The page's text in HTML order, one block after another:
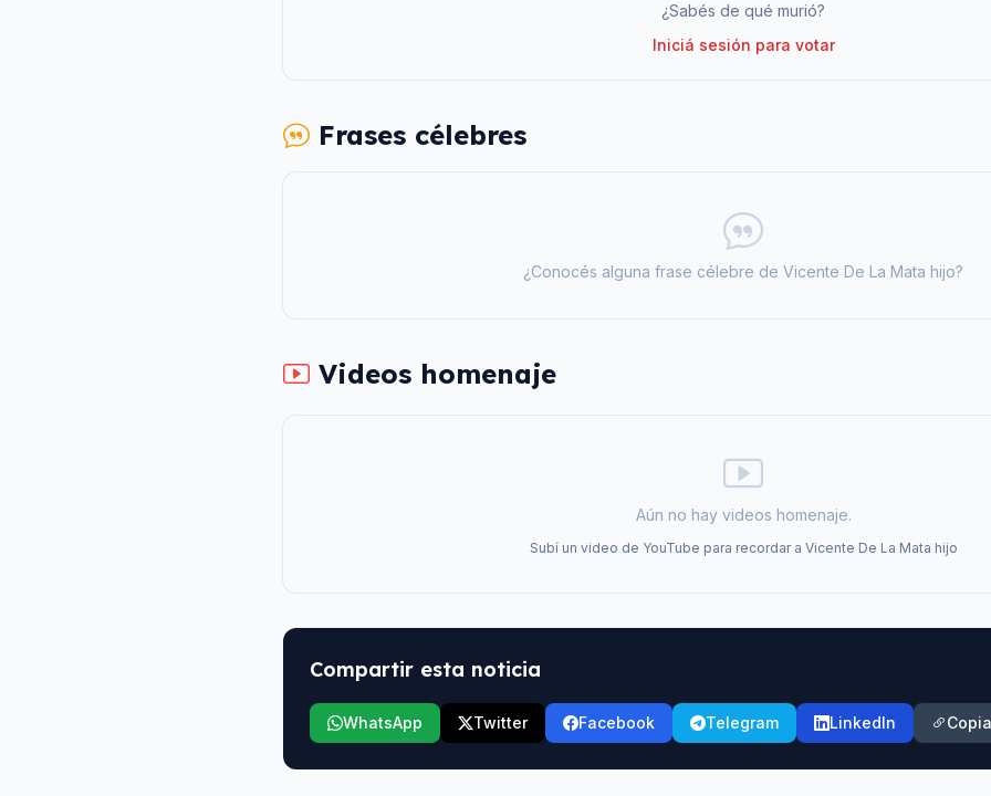
¿Sabés de qué murió?
Iniciá sesión para votar
Frases célebres
¿Conocés alguna frase célebre de Vicente De La Mata hijo?
Videos homenaje
Aún no hay videos homenaje.
Subí un video de YouTube para recordar a Vicente De La Mata hijo
Compartir esta noticia
WhatsApp Twitter Facebook Telegram LinkedIn